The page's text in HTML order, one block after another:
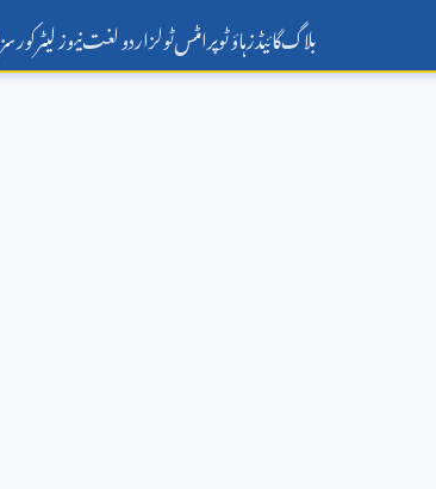
بلاگگائیڈزہاؤ ٹوپرامٹسٹولزاردو لغتنیوز لیٹرکورسز